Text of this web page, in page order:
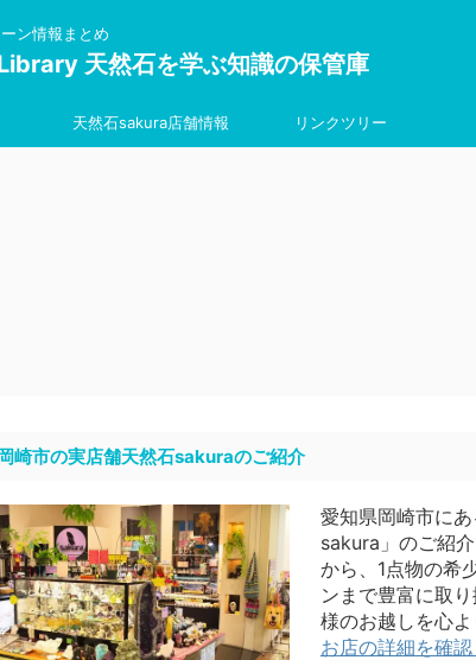
ン情報まとめ
天然石を学ぶ知識の保管庫
天然石sakura店舗情報 リンクツリー
崎市の実店舗天然石sakuraのご紹介
愛知県岡崎市に
sakura」のご紹
から、1点物の希
ンまで豊富に取
様のお越しを心よ
お店の詳細を確認